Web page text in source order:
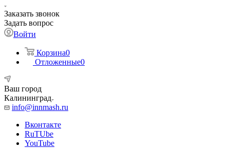
Заказать звонок
Задать вопрос
Войти
Корзина0
Отложенные0
Ваш город
Калининград
info@innmash.ru
Вконтакте
RuTUbe
YouTube